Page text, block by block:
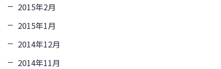
2015年2月
2015年1月
2014年12月
2014年11月